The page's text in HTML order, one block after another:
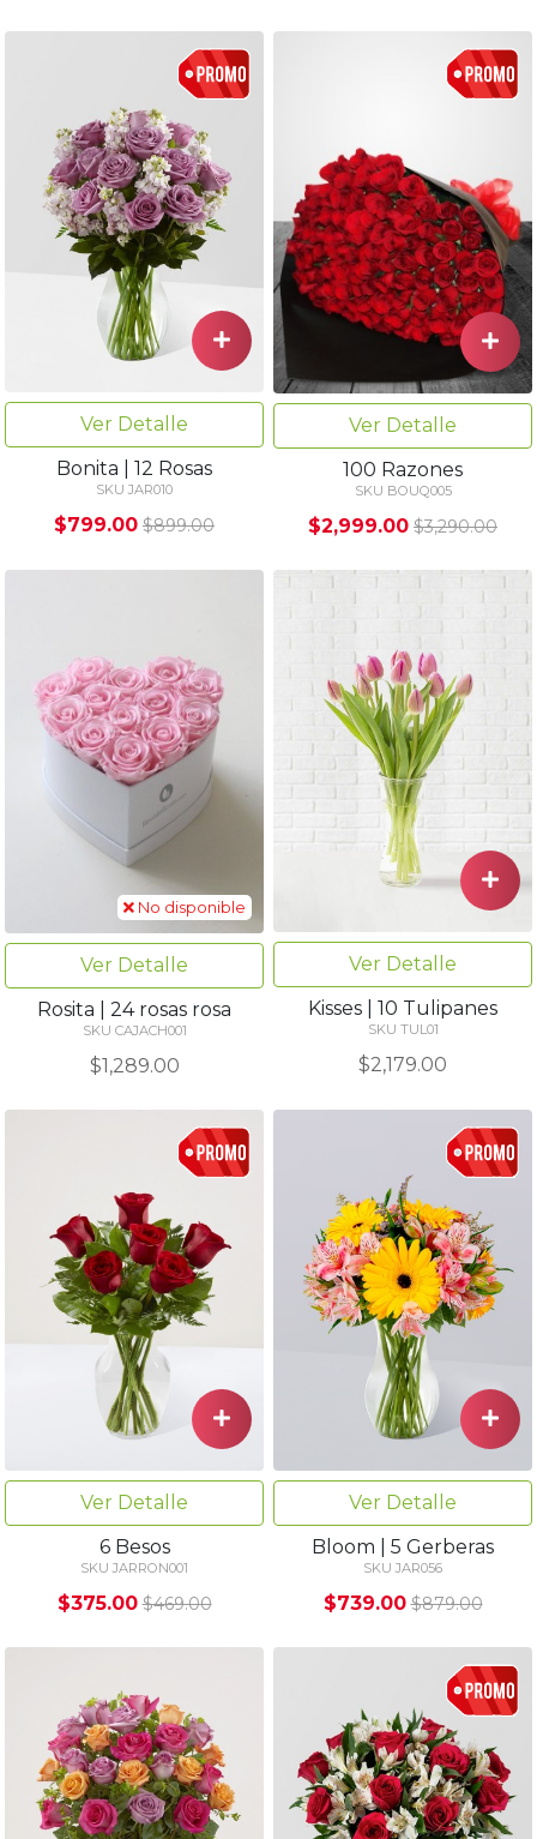
Ver Detalle
Bonita | 12 Rosas
SKU JAR010
$799.00 $899.00
Ver Detalle
100 Razones
SKU BOUQ005
$2,999.00 $3,290.00
No disponible
Ver Detalle
Rosita | 24 rosas rosa
SKU CAJACH001
$1,289.00
Ver Detalle
Kisses | 10 Tulipanes
SKU TUL01
$2,179.00
Ver Detalle
6 Besos
SKU JARRON001
$375.00 $469.00
Ver Detalle
Bloom | 5 Gerberas
SKU JAR056
$739.00 $879.00